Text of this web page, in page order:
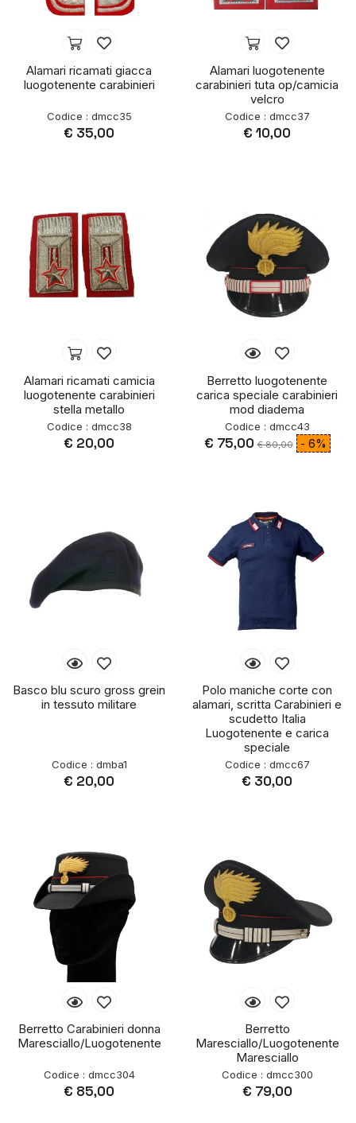
Alamari ricamati giacca
luogotenente carabinieri
Codice : dmcc35
€ 35,00
Alamari luogotenente
carabinieri tuta op/camicia
velcro
Codice : dmcc37
€ 10,00
Alamari ricamati camicia
luogotenente carabinieri
stella metallo
Codice : dmcc38
€ 20,00
Berretto luogotenente
carica speciale carabinieri
mod diadema
Codice : dmcc43
€ 75,00 € 80,00 - 6%
Basco blu scuro gross grein
in tessuto militare
Codice : dmba1
€ 20,00
Polo maniche corte con
alamari, scritta Carabinieri e
scudetto Italia
Luogotenente e carica
speciale
Codice : dmcc67
€ 30,00
Berretto Carabinieri donna
Maresciallo/Luogotenente
Codice : dmcc304
€ 85,00
Berretto
Maresciallo/Luogotenente
Maresciallo
Codice : dmcc300
€ 79,00